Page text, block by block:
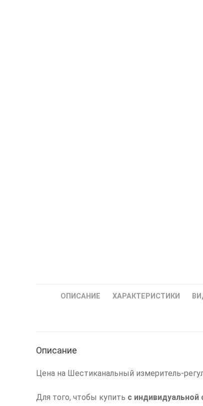
ОПИСАНИЕ ХАРАКТЕРИСТИКИ
Описание
Цена на Шестиканальный измеритель-
Для того, чтобы купить с индивидуальной